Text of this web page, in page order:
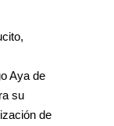
Aya de
su
de